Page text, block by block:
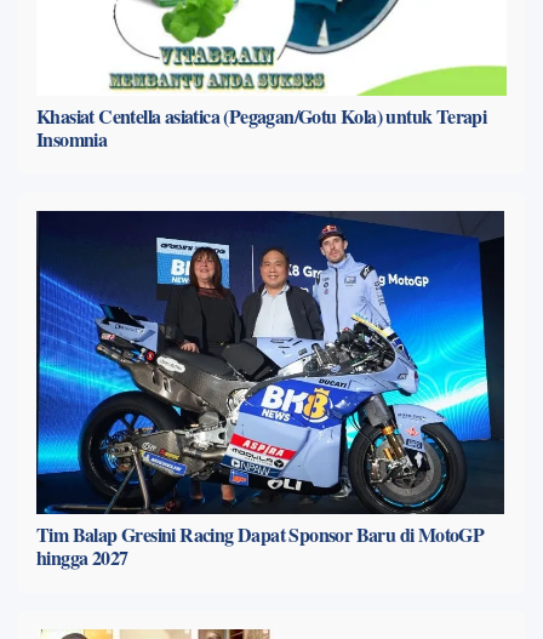
Khasiat Centella asiatica (Pegagan/Gotu Kola) untuk Terapi
Insomnia
Tim Balap Gresini Racing Dapat Sponsor Baru di MotoGP
hingga 2027